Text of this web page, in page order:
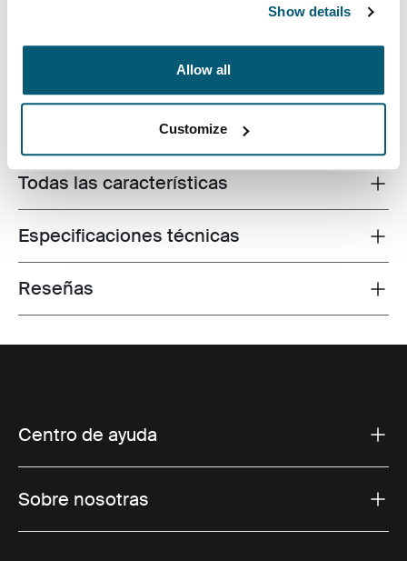
Show details
Allow all
Customize
forma ecológica de proteger su computadora portátil.
Toggle overview
Descripción del producto
Toggle features
Todas las características
Toggle techspec
Especificaciones técnicas
Toggle overview
Reseñas
Centro de ayuda
Sobre nosotras